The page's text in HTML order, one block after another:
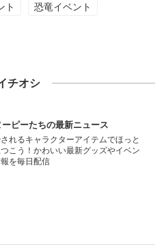
ト 恐竜イベント
チオシ
ーピーたちの最新ニュース
れるキャラクターアイテムでほっと
こう！かわいい最新グッズやイベン
報を毎日配信